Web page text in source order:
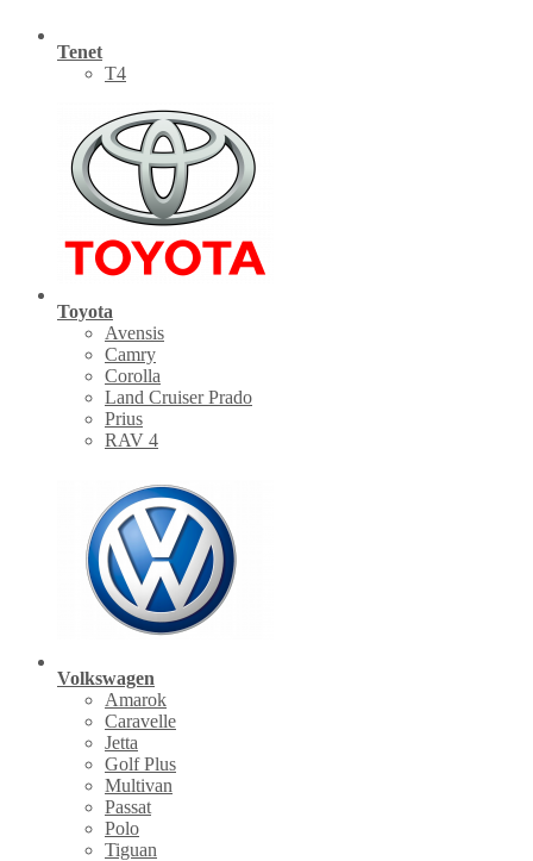
Tenet
Т4
Toyota
Avensis
Camry
Corolla
Land Cruiser Prado
Prius
RAV 4
Volkswagen
Amarok
Caravelle
Jetta
Golf Plus
Multivan
Passat
Polo
Tiguan